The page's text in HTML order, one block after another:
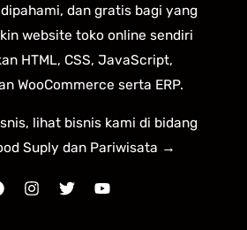
dan gratis bagi yang
website toko online sendiri
HTML, CSS, JavaScript,
WooCommerce serta ERP.
lihat bisnis kami di bidang
Suply dan Pariwisata →